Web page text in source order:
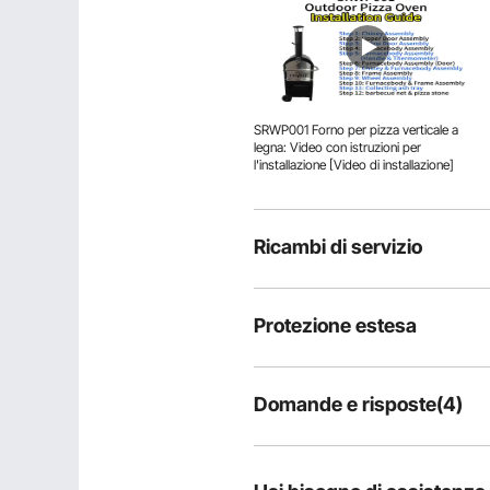
SRWP001 Forno per pizza verticale a
legna: Video con istruzioni per
l'installazione [Video di installazione]
Ricambi di servizio
Protezione estesa
Domande e risposte(4)